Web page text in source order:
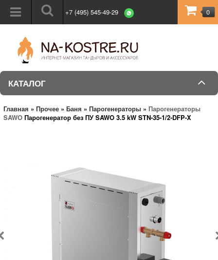
+7 (495) 545-49-29 0
КАТАЛОГ
Главная » Прочее » Баня » Парогенераторы » Парогенераторы
SAWO Парогенератор без ПУ SAWO 3.5 kW STN-35-1/2-DFP-X